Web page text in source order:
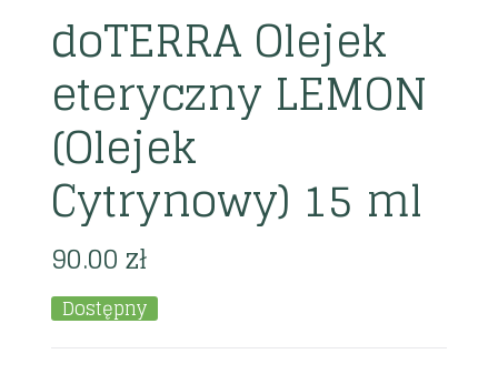
doTERRA Olejek
eteryczny LEMON
(Olejek
Cytrynowy) 15 ml
90.00zł
Dostępny